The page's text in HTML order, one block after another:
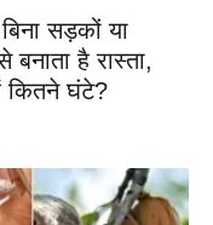
सड़कों या
है रास्ता,
कितने घंटे?